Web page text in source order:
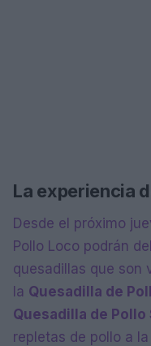
La experiencia
Desde el próximo
Pollo Loco podrán
quesadillas que son
la Quesadilla de
Quesadilla de Pollo
repletas de pollo a